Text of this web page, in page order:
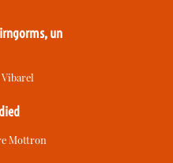
un
Mottron